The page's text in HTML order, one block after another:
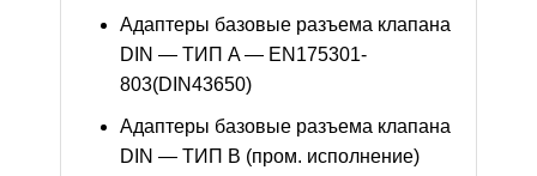
Адаптеры базовые разъема клапана
DIN — ТИП A — EN175301-
803(DIN43650)
Адаптеры базовые разъема клапана
DIN — ТИП B (пром. исполнение)